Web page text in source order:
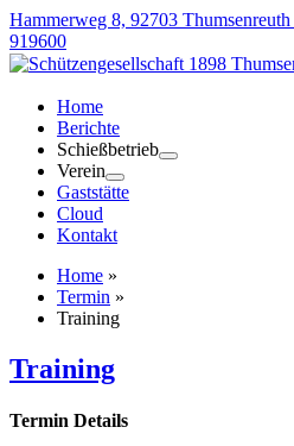
Hammerweg 8, 92703 Thumsenreuth
919600
Home
Berichte
Schießbetrieb
Verein
Gaststätte
Cloud
Kontakt
Home »
Termin »
Training
Training
Termin Details